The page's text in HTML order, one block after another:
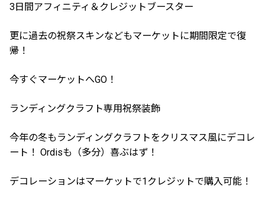
3日間アフィニティ＆クレジットブースター
更に過去の祝祭スキンなどもマーケットに期間限定で復
帰！
今すぐマーケットへGO！
ランディングクラフト専用祝祭装飾
今年の冬もランディングクラフトをクリスマス風にデコレ
ート！ Ordisも（多分）喜ぶはず！
デコレーションはマーケットで1クレジットで購入可能！